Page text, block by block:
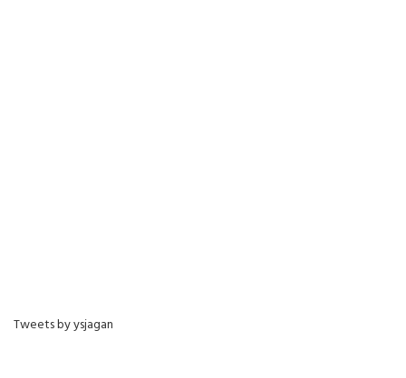
Tweets by ysjagan